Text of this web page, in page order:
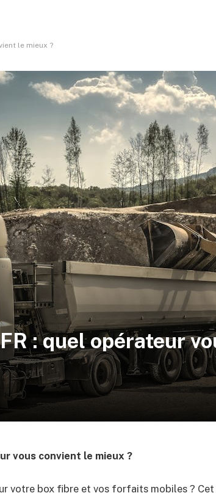
le mieux ?
: quel opérateur
vous convient le mieux ?
votre box fibre et vos forfaits mobiles ?